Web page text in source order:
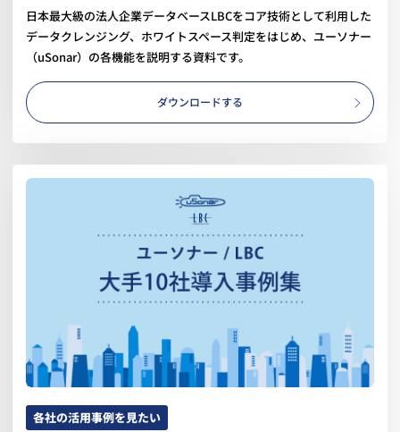
日本最大級の法人企業データベースLBCをコア技術として利用した
データクレンジング、ホワイトスペース判定をはじめ、ユーソナー
（uSonar）の各機能を説明する資料です。
ダウンロードする
各社の活用事例を見たい